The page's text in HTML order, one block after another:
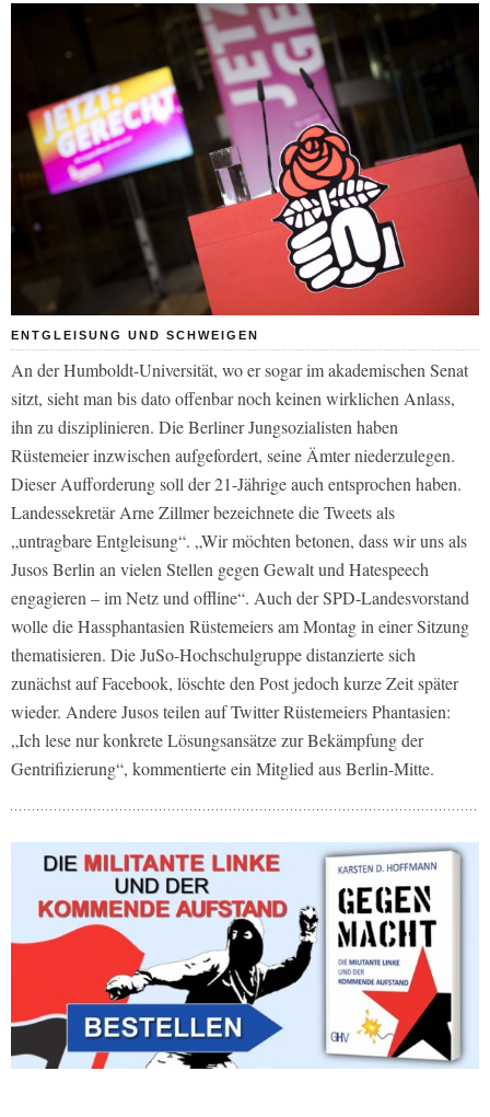
ENTGLEISUNG UND SCHWEIGEN
An der Humboldt-Universität, wo er sogar im akademischen Senat
sitzt, sieht man bis dato offenbar noch keinen wirklichen Anlass,
ihn zu disziplinieren. Die Berliner Jungsozialisten haben
Rüstemeier inzwischen aufgefordert, seine Ämter niederzulegen.
Dieser Aufforderung soll der 21-Jährige auch entsprochen haben.
Landessekretär Arne Zillmer bezeichnete die Tweets als
„untragbare Entgleisung“. „Wir möchten betonen, dass wir uns als
Jusos Berlin an vielen Stellen gegen Gewalt und Hatespeech
engagieren – im Netz und offline“. Auch der SPD-Landesvorstand
wolle die Hassphantasien Rüstemeiers am Montag in einer Sitzung
thematisieren. Die JuSo-Hochschulgruppe distanzierte sich
zunächst auf Facebook, löschte den Post jedoch kurze Zeit später
wieder. Andere Jusos teilen auf Twitter Rüstemeiers Phantasien:
„Ich lese nur konkrete Lösungsansätze zur Bekämpfung der
Gentrifizierung“, kommentierte ein Mitglied aus Berlin-Mitte.